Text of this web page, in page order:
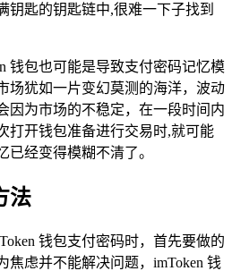
钥匙的钥匙链中,很难一下子找到
钱包也可能是导致支付密码记忆模
场犹如一片变幻莫测的海洋，波动
因为市场的不稳定，在一段时间内
打开钱包准备进行交易时,就可能
已经变得模糊不清了。
法
钱包支付密码时，首先要做的
焦虑并不能解决问题，imToken 钱